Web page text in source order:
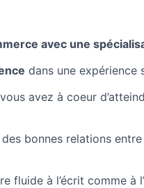
avec une
dans une expérience
avez à coeur
bonnes relations
fluide à l’écrit comme à